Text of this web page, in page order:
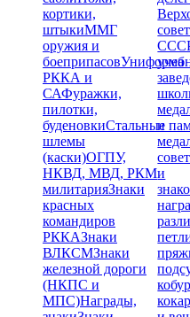
кортики,
штыкиММГ
оружия и
боеприпасовУниформа
РККА и
САФуражки,
пилотки,
буденовкиСтальные
шлемы
(каски)ОГПУ,
НКВД, МВД, РКМ
милитарияЗнаки
красных
командиров
РККАЗнаки
ВЛКСМЗнаки
железной дороги
(НКПС и
МПС)Награды,
и
и